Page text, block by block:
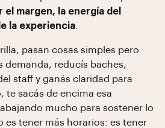
el margen, la energía del
la experiencia
pasan cosas simples pero
demanda, reducís baches,
staff y ganás claridad para
te sacás de encima esa
mucho para sostener lo
es tener más horarios: es tener